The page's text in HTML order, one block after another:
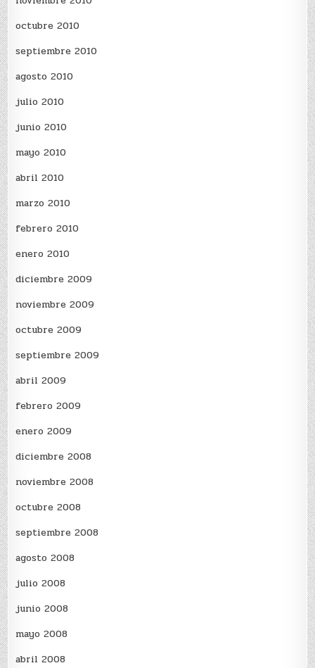
octubre 2010
septiembre 2010
agosto 2010
julio 2010
junio 2010
mayo 2010
abril 2010
marzo 2010
febrero 2010
enero 2010
diciembre 2009
noviembre 2009
octubre 2009
septiembre 2009
abril 2009
febrero 2009
enero 2009
diciembre 2008
noviembre 2008
octubre 2008
septiembre 2008
agosto 2008
julio 2008
junio 2008
mayo 2008
abril 2008